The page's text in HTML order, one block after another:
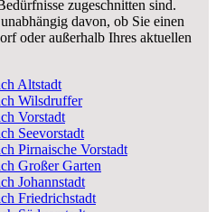
zugeschnitten sind.
davon, ob Sie einen
oder außerhalb Ihres aktuellen
Altstadt
Wilsdruffer
Vorstadt
Seevorstadt
Pirnaische Vorstadt
Großer Garten
Johannstadt
Friedrichstadt